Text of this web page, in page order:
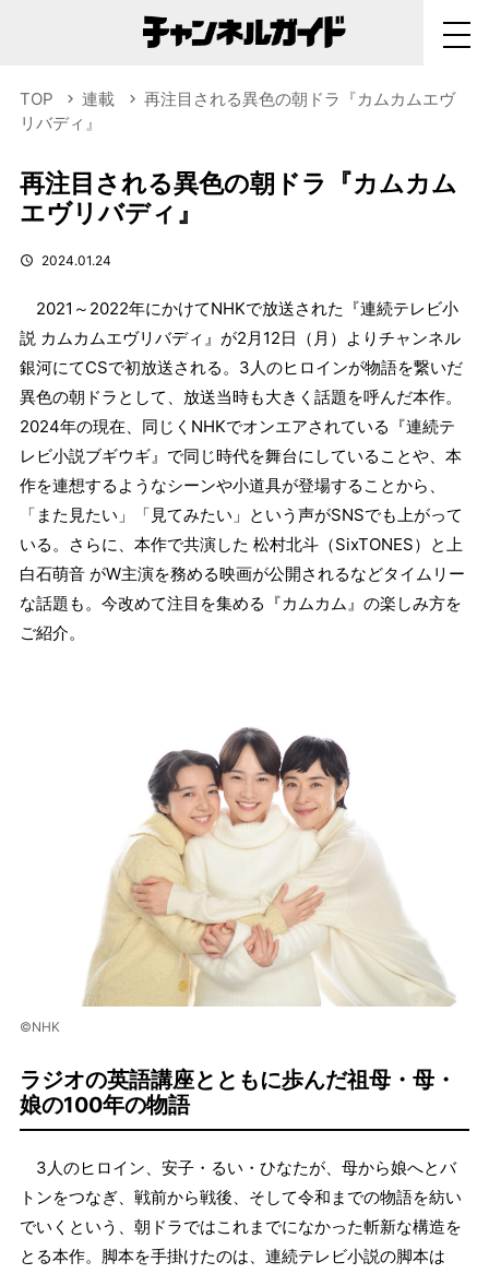
TOP 連載
再注目される異色の朝ドラ『カムカムエヴ
リバディ』
再注目される異色の朝ドラ『カムカム
エヴリバディ』
2024.01.24
2021～2022年にかけてNHKで放送された『連続テレビ小
説 カムカムエヴリバディ』が2月12日（月）よりチャンネル
銀河にてCSで初放送される。3人のヒロインが物語を繋いだ
異色の朝ドラとして、放送当時も大きく話題を呼んだ本作。
2024年の現在、同じくNHKでオンエアされている『連続テ
レビ小説ブギウギ』で同じ時代を舞台にしていることや、本
作を連想するようなシーンや小道具が登場することから、
「また見たい」「見てみたい」という声がSNSでも上がって
いる。さらに、本作で共演した 松村北斗（SixTONES）と上
白石萌音 がW主演を務める映画が公開されるなどタイムリー
な話題も。今改めて注目を集める『カムカム』の楽しみ方を
ご紹介。
©NHK
ラジオの英語講座とともに歩んだ祖母・母・
娘の100年の物語
3人のヒロイン、安子・るい・ひなたが、母から娘へとバ
トンをつなぎ、戦前から戦後、そして令和までの物語を紡い
でいくという、朝ドラではこれまでになかった斬新な構造を
とる本作。脚本を手掛けたのは、連続テレビ小説の脚本は